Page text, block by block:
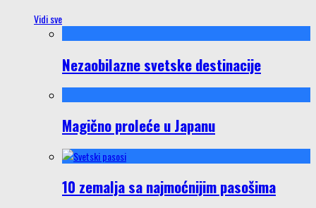
Vidi sve
Nezaobilazne svetske destinacije
Magično proleće u Japanu
10 zemalja sa najmoćnijim pasošima